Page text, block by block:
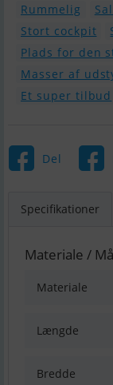
Rummelig
Stort cockpit
Plads for den
Masser af
Et super tilbud
Del
Specifikationer
Materiale /
Materiale
Længde
Bredde